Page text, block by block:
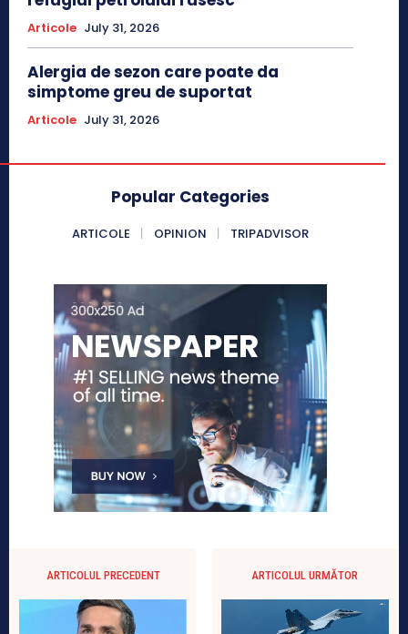
Articole July 31, 2026
Alergia de sezon care poate da
simptome greu de suportat
Articole July 31, 2026
Popular Categories
ARTICOLE OPINION TRIPADVISOR
ARTICOLUL PRECEDENT ARTICOLUL URMĂTOR